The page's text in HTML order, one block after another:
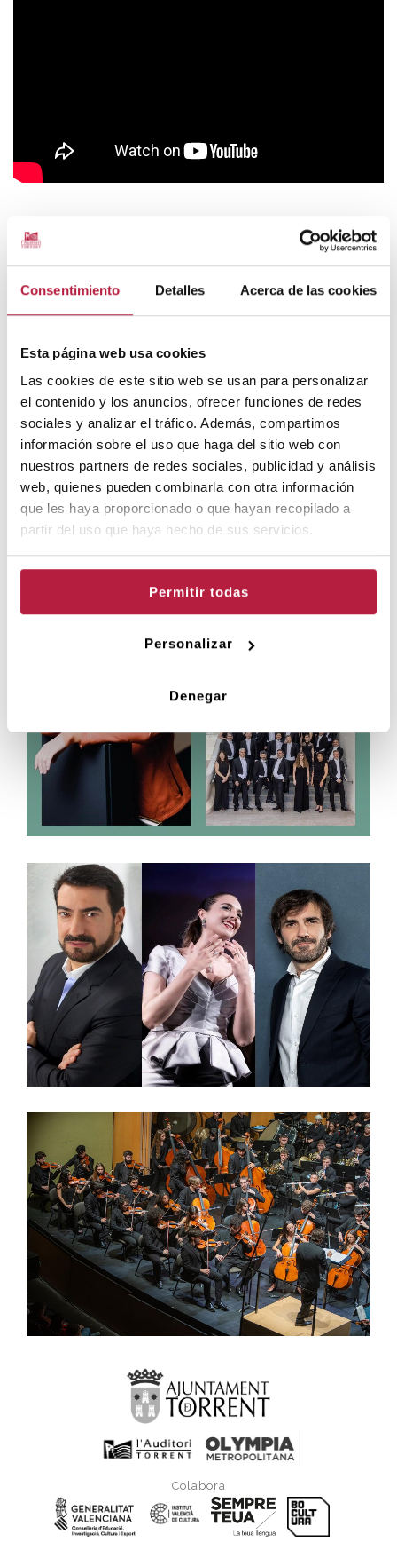
Consentimiento Detalles Acerca de las cookies
Esta página web usa cookies
Las cookies de este sitio web se usan para personalizar
el contenido y los anuncios, ofrecer funciones de redes
sociales y analizar el tráfico. Además, compartimos
información sobre el uso que haga del sitio web con
nuestros partners de redes sociales, publicidad y análisis
web, quienes pueden combinarla con otra información
que les haya proporcionado o que hayan recopilado a
partir del uso que haya hecho de sus servicios.
Permitir todas
Personalizar
Denegar
Tria la sessió:
PREUS
DESCOMPTES
ALTRES PROPOSTES DE L'AUDITORI DE
Colabora